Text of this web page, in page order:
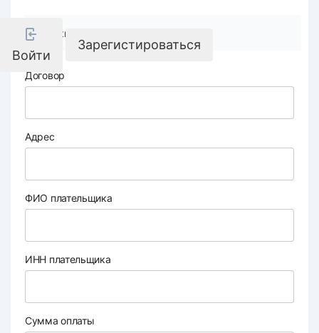
Войти
Зарегистироваться
Реквизиты компании
Договор
Адрес
ФИО плательщика
ИНН плательщика
Сумма оплаты